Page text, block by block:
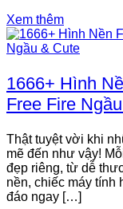
Xem thêm
1666+ Hình
Free Fire
Thật tuyệt vời khi
mẽ đến như vậy!
đẹp riêng, từ dễ
nền, chiếc máy tính
đáo ngay […]